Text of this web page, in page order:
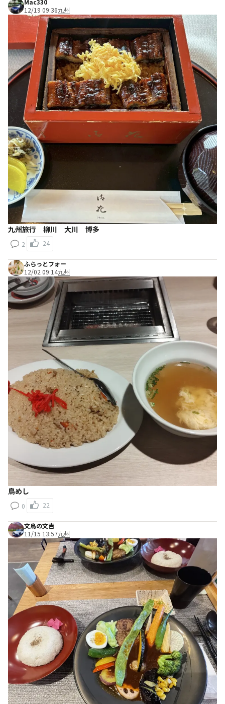
Mac330
12/19 09:36九州
九州旅行 柳川 大川 博多
2 24
ふらっとフォー
12/02 09:14九州
鳥めし
0 22
文鳥の文吉
11/15 13:57九州